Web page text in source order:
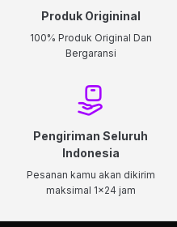
Produk Origininal
100% Produk Original Dan
Bergaransi
Pengiriman Seluruh
Indonesia
Pesanan kamu akan dikirim
maksimal 1x24 jam